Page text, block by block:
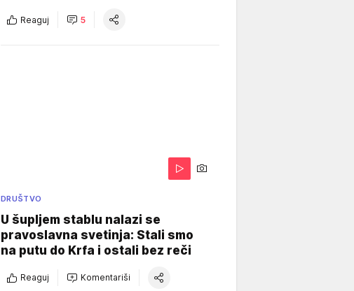
Reaguj 5
DRUŠTVO
U šupljem stablu nalazi se
pravoslavna svetinja: Stali smo
na putu do Krfa i ostali bez reči
Reaguj Komentariši